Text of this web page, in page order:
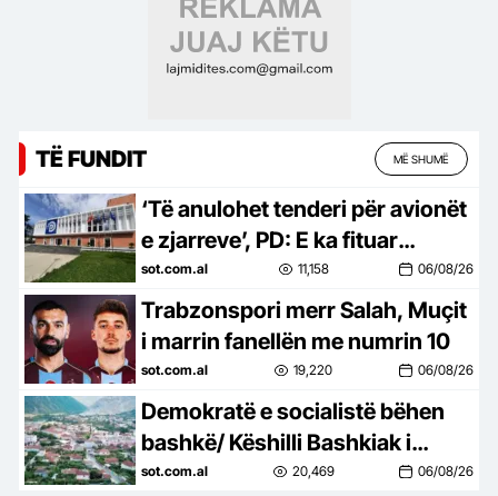
TË FUNDIT MË SHUMË
‘Të anulohet tenderi për avionët
e zjarreve’, PD: E ka fituar
kompania e përfshirë në
skandale korrupsioni në Spanjë
sot.com.al 11,158 06/08/26
Trabzonspori merr Salah, Muçit
i marrin fanellën me numrin 10
sot.com.al 19,220 06/08/26
Demokratë e socialistë bëhen
bashkë/ Këshilli Bashkiak i
Këlcyrës, refuzon unanimisht
sot.com.al 20,469 06/08/26